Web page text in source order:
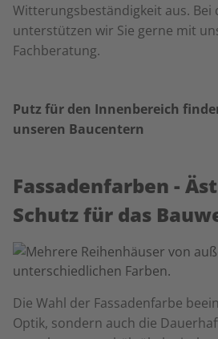
Witterungsbeständigkeit aus. Bei
unterstützen wir Sie gerne mit
Fachberatung.
Putz für den Innenbereich
unseren Baucentern
Fassadenfarben -
Schutz für das
Die Wahl der Fassadenfarbe
Optik, sondern auch die